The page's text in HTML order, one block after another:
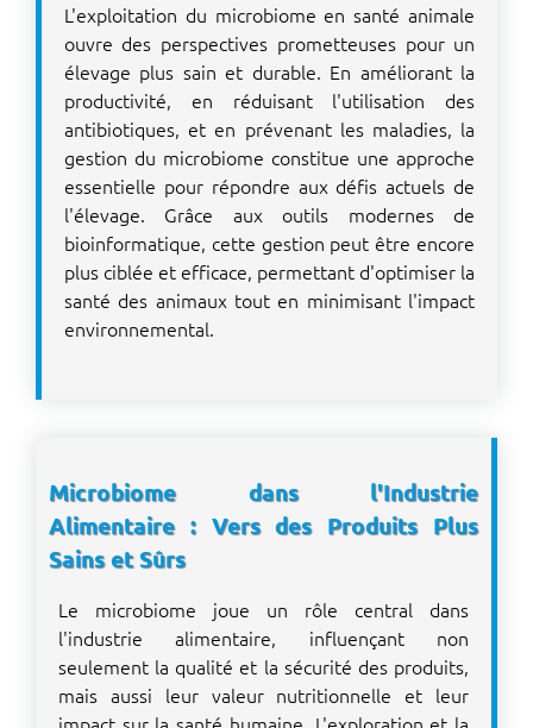
L'exploitation du microbiome en santé animale
ouvre des perspectives prometteuses pour un
élevage plus sain et durable. En améliorant la
productivité, en réduisant l'utilisation des
antibiotiques, et en prévenant les maladies, la
gestion du microbiome constitue une approche
essentielle pour répondre aux défis actuels de
l'élevage. Grâce aux outils modernes de
bioinformatique, cette gestion peut être encore
plus ciblée et efficace, permettant d'optimiser la
santé des animaux tout en minimisant l'impact
environnemental.
Microbiome dans l'Industrie
Alimentaire : Vers des Produits Plus
Sains et Sûrs
Le microbiome joue un rôle central dans
l'industrie alimentaire, influençant non
seulement la qualité et la sécurité des produits,
mais aussi leur valeur nutritionnelle et leur